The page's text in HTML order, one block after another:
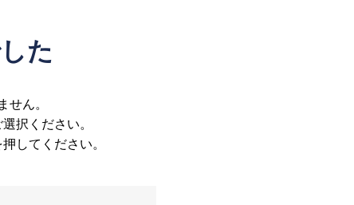
た
ん。
択ください。
してください。